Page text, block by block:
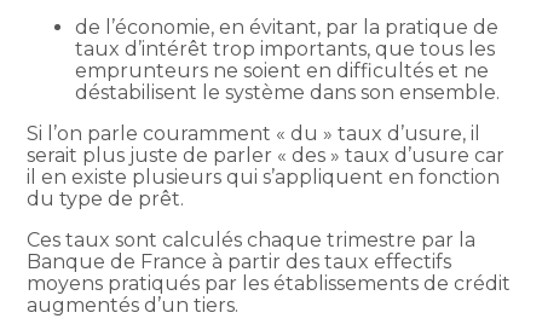
de l’économie, en évitant, par la pratique de
taux d’intérêt trop importants, que tous les
emprunteurs ne soient en difficultés et ne
déstabilisent le système dans son ensemble.
Si l’on parle couramment « du » taux d’usure, il
serait plus juste de parler « des » taux d’usure car
il en existe plusieurs qui s’appliquent en fonction
du type de prêt.
Ces taux sont calculés chaque trimestre par la
Banque de France à partir des taux effectifs
moyens pratiqués par les établissements de crédit
augmentés d’un tiers.